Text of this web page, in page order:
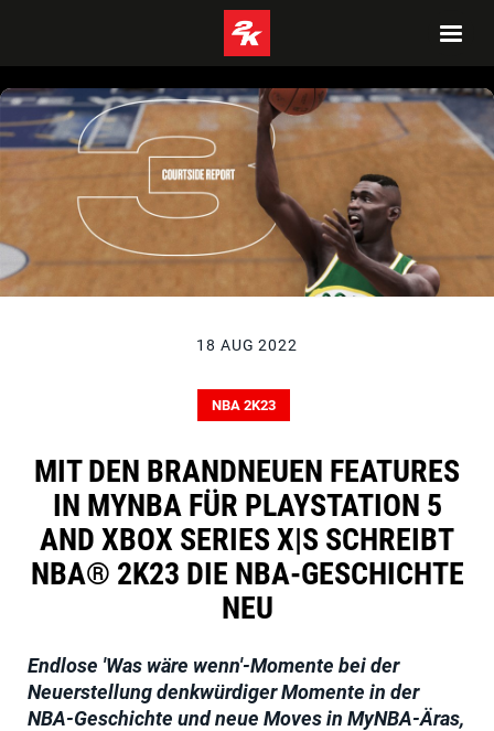
18 AUG 2022
NBA 2K23
MIT DEN BRANDNEUEN FEATURES
IN MYNBA FÜR PLAYSTATION 5
AND XBOX SERIES X|S SCHREIBT
NBA® 2K23 DIE NBA-GESCHICHTE
NEU
Endlose 'Was wäre wenn'-Momente bei der
Neuerstellung denkwürdiger Momente in der
NBA-Geschichte und neue Moves in MyNBA-Äras,